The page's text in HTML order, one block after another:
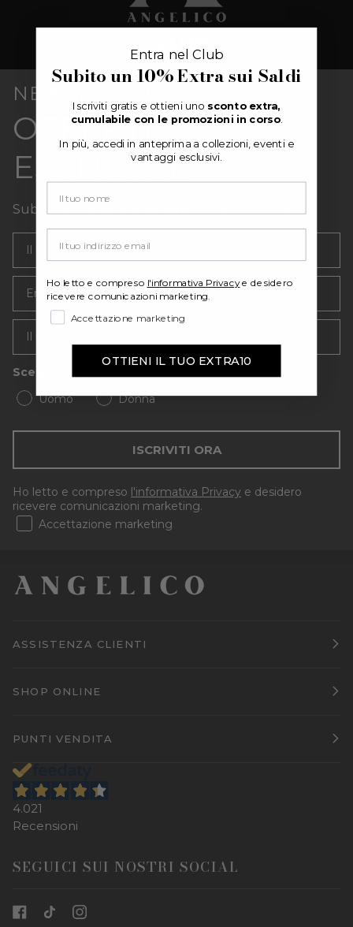
NEWSLETTER
OFFERTE
ESCLUSIVE
Subito per te
Scegli il tuo stile
Uomo
Donna
ISCRIVITI ORA
Ho letto e compreso l'informativa Privacy e desidero
ricevere comunicazioni marketing.
Accettazione marketing
ASSISTENZA CLIENTI
SHOP ONLINE
PUNTI VENDITA
4.021
Recensioni
SEGUICI SUI NOSTRI SOCIAL
Entra nel Club
Subito un10% Extrasui Saldi
Iscriviti gratis e ottieni uno sconto extra,
cumulabile con le promozioni in corso.
In più, accedi in anteprima a collezioni, eventi e
vantaggi esclusivi.
Ho letto e compreso l'informativa Privacye desidero
ricevere comunicazioni marketing.
Accettazione marketing
OTTIENI IL TUO EXTRA10